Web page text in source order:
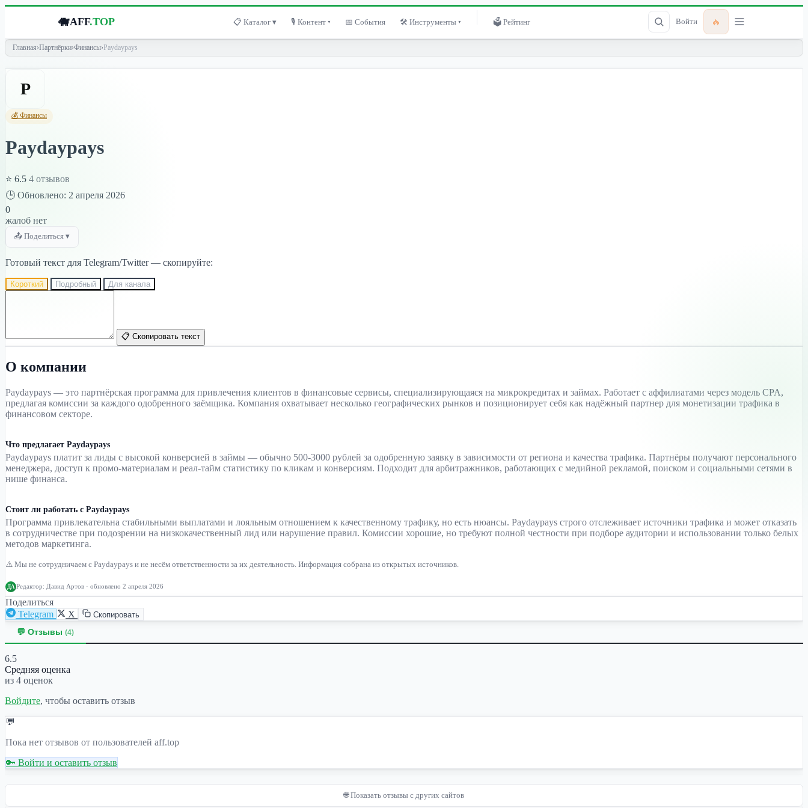
🐗AFF.TOP 📋 Каталог ▾ 🎙 Контент ▾ 📅 События 🛠 Инструменты ▾ 🗳 Рейтинг Войти 🔥
Главная›Партнёрки›Финансы› Paydaypays
P
💰 Финансы
Paydaypays
⭐ 6.5 4 отзывов
🕒 Обновлено: 2 апреля 2026
0
жалоб нет
📤 Поделиться ▾
Готовый текст для Telegram/Twitter — скопируйте:
Короткий Подробный Для канала
📋 Скопировать текст
О компании
Paydaypays — это партнёрская программа для привлечения клиентов в финансовые сервисы, специализирующаяся на микрокредитах и займах. Работает с аффилиатами через модель CPA,
предлагая комиссии за каждого одобренного заёмщика. Компания охватывает несколько географических рынков и позиционирует себя как надёжный партнер для монетизации трафика в
финансовом секторе.
Что предлагает Paydaypays
Paydaypays платит за лиды с высокой конверсией в займы — обычно 500-3000 рублей за одобренную заявку в зависимости от региона и качества трафика. Партнёры получают персонального
менеджера, доступ к промо-материалам и реал-тайм статистику по кликам и конверсиям. Подходит для арбитражников, работающих с медийной рекламой, поиском и социальными сетями в
нише финанса.
Стоит ли работать с Paydaypays
Программа привлекательна стабильными выплатами и лояльным отношением к качественному трафику, но есть нюансы. Paydaypays строго отслеживает источники трафика и может отказать
в сотрудничестве при подозрении на низкокачественный лид или нарушение правил. Комиссии хорошие, но требуют полной честности при подборе аудитории и использовании только белых
методов маркетинга.
⚠️ Мы не сотрудничаем с Paydaypays и не несём ответственности за их деятельность. Информация собрана из открытых источников.
ДА Редактор: Давид Артов · обновлено 2 апреля 2026
Поделиться
Telegram
X Скопировать
💬 Отзывы (4)
6.5
Средняя оценка
из 4 оценок
Войдите, чтобы оставить отзыв
💬
Пока нет отзывов от пользователей aff.top
🔑 Войти и оставить отзыв
🌐 Показать отзывы с других сайтов